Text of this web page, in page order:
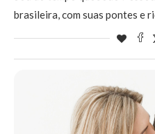
brasileira, com suas pontes e